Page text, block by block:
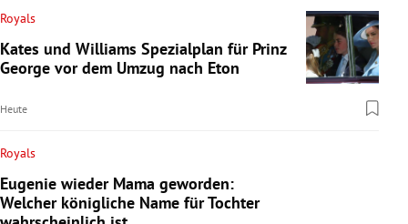
Royals
Kates und Williams Spezialplan für Prinz
George vor dem Umzug nach Eton
Heute
Royals
Eugenie wieder Mama geworden:
Welcher königliche Name für Tochter